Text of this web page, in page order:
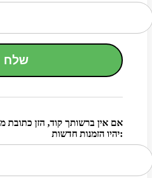
שלח
אם אין ברשותך קוד, הזן כתובת
יהיו הזמנות חדשות: